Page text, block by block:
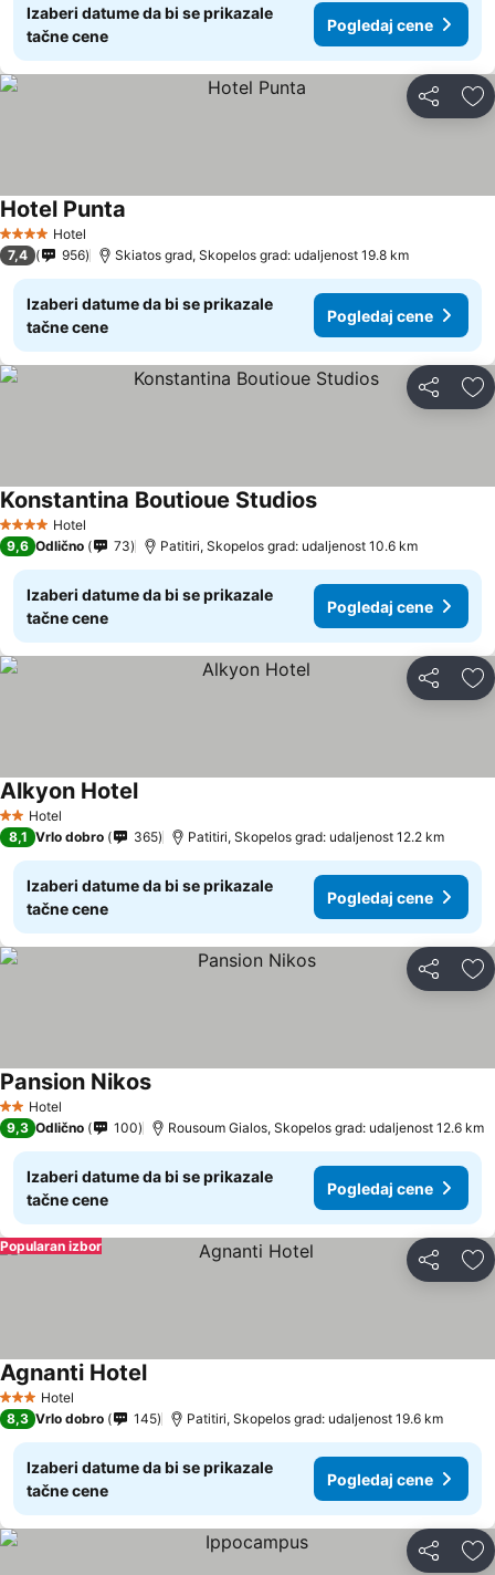
Izaberi datume da bi se prikazale
tačne cene
Pogledaj cene
Deli
4 ZvezdiceHotel
Hotel Punta
7,4 956 Skiatos grad, Skopelos grad: udaljenost 19.8 km
Izaberi datume da bi se prikazale
tačne cene
Pogledaj cene
Deli
4 ZvezdiceHotel
Konstantina Boutioue Studios
9,6 Odlično 73 Patitiri, Skopelos grad: udaljenost 10.6 km
Izaberi datume da bi se prikazale
tačne cene
Pogledaj cene
Deli
2 Zvezdice
Hotel
Alkyon Hotel
8,1 Vrlo dobro 365 Patitiri, Skopelos grad: udaljenost 12.2 km
Izaberi datume da bi se prikazale
tačne cene
Pogledaj cene
Deli
2 Zvezdice
Hotel
Pansion Nikos
9,3 Odlično 100 Rousoum Gialos, Skopelos grad: udaljenost 12.6 km
Izaberi datume da bi se prikazale
tačne cene
Pogledaj cene
Deli
Popularan izbor
3 Zvezdice
Hotel
Agnanti Hotel
8,3 Vrlo dobro 145 Patitiri, Skopelos grad: udaljenost 19.6 km
Izaberi datume da bi se prikazale
tačne cene
Pogledaj cene
Deli